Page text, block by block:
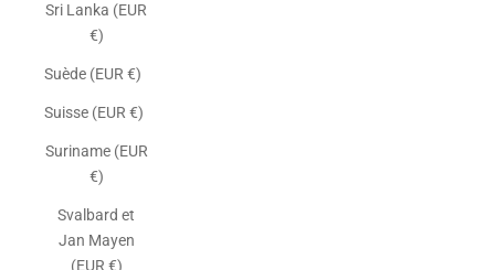
Sri Lanka (EUR
€)
Suède (EUR €)
Suisse (EUR €)
Suriname (EUR
€)
Svalbard et
Jan Mayen
(EUR €)